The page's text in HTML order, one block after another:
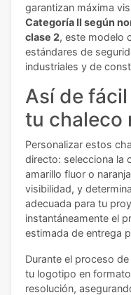
garantizan máxima
Categoría II según
clase 2, este modelo
estándares de
industriales y de
Así de
tu chaleco
Personalizar estos
directo: selecciona la
amarillo fluor o
visibilidad, y
adecuada para tu
instantáneamente el
estimada de entrega
Durante el proceso
tu logotipo en
resolución,